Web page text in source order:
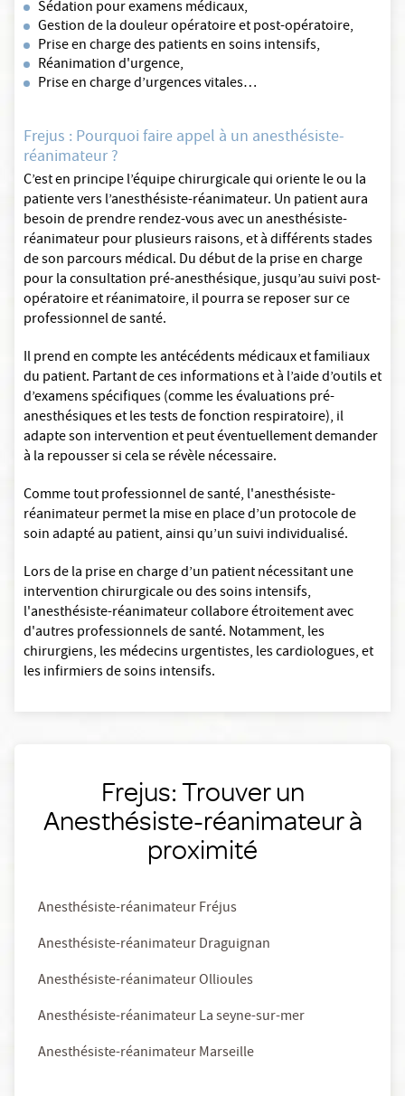
Sédation pour examens médicaux,
Gestion de la douleur opératoire et post-opératoire,
Prise en charge des patients en soins intensifs,
Réanimation d'urgence,
Prise en charge d’urgences vitales…
Frejus : Pourquoi faire appel à un anesthésiste-
réanimateur ?
C’est en principe l’équipe chirurgicale qui oriente le ou la
patiente vers l’anesthésiste-réanimateur. Un patient aura
besoin de prendre rendez-vous avec un anesthésiste-
réanimateur pour plusieurs raisons, et à différents stades
de son parcours médical. Du début de la prise en charge
pour la consultation pré-anesthésique, jusqu’au suivi post-
opératoire et réanimatoire, il pourra se reposer sur ce
professionnel de santé.
Il prend en compte les antécédents médicaux et familiaux
du patient. Partant de ces informations et à l’aide d’outils et
d’examens spécifiques (comme les évaluations pré-
anesthésiques et les tests de fonction respiratoire), il
adapte son intervention et peut éventuellement demander
à la repousser si cela se révèle nécessaire.
Comme tout professionnel de santé, l'anesthésiste-
réanimateur permet la mise en place d’un protocole de
soin adapté au patient, ainsi qu’un suivi individualisé.
Lors de la prise en charge d’un patient nécessitant une
intervention chirurgicale ou des soins intensifs,
l'anesthésiste-réanimateur collabore étroitement avec
d'autres professionnels de santé. Notamment, les
chirurgiens, les médecins urgentistes, les cardiologues, et
les infirmiers de soins intensifs.
Frejus: Trouver un
Anesthésiste-réanimateur à
proximité
Anesthésiste-réanimateur Fréjus
Anesthésiste-réanimateur Draguignan
Anesthésiste-réanimateur Ollioules
Anesthésiste-réanimateur La seyne-sur-mer
Anesthésiste-réanimateur Marseille